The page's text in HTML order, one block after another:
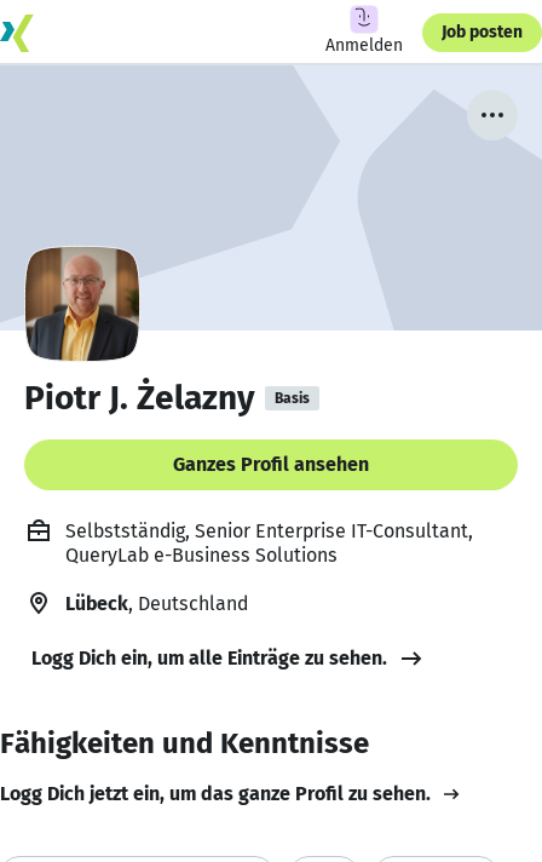
Anmelden
Job posten
Piotr J. Żelazny Basis
Ganzes Profil ansehen
Selbstständig, Senior Enterprise IT-Consultant,
QueryLab e-Business Solutions
Lübeck, Deutschland
Logg Dich ein, um alle Einträge zu sehen.
Fähigkeiten und Kenntnisse
Logg Dich jetzt ein, um das ganze Profil zu sehen.